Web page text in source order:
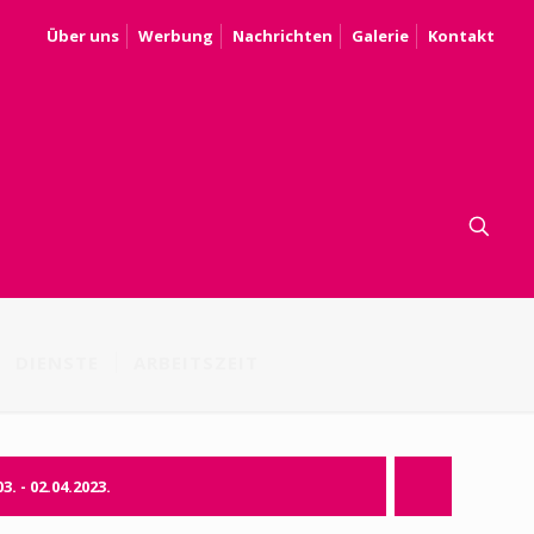
Über uns Werbung Nachrichten Galerie Kontakt
- 02.04.2023.